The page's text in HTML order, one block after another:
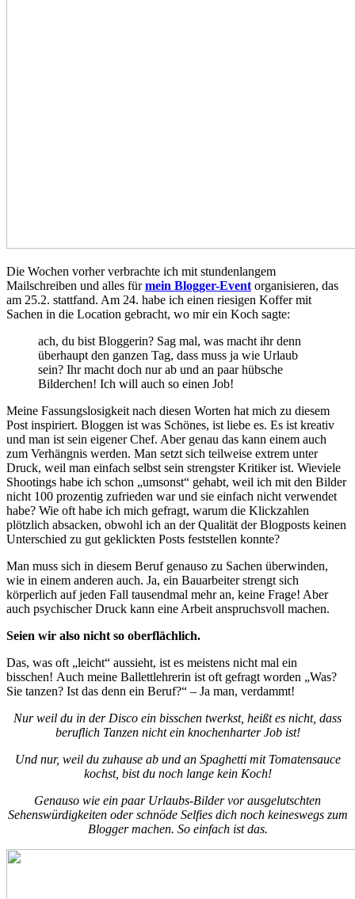
Die Wochen vorher verbrachte ich mit stundenlangem
Mailschreiben und alles fürmein Blogger-Event organisieren, das
am 25.2. stattfand. Am 24. habe ich einen riesigen Koffer mit
Sachen in die Location gebracht, wo mir ein Koch sagte:
ach, du bist Bloggerin? Sag mal, was macht ihr denn
überhaupt den ganzen Tag, dass muss ja wie Urlaub
sein? Ihr macht doch nur ab und an paar hübsche
Bilderchen! Ich will auch so einen Job!
Meine Fassungslosigkeit nach diesen Worten hat mich zu diesem
Post inspiriert. Bloggen ist was Schönes, ist liebe es. Es ist kreativ
und man ist sein eigener Chef. Aber genau das kann einem auch
zum Verhängnis werden. Man setzt sich teilweise extrem unter
Druck, weil man einfach selbst sein strengster Kritiker ist. Wieviele
Shootings habe ich schon „umsonst“ gehabt, weil ich mit den Bilder
nicht 100 prozentig zufrieden war und sie einfach nicht verwendet
habe? Wie oft habe ich mich gefragt, warum die Klickzahlen
plötzlich absacken, obwohl ich an der Qualität der Blogposts keinen
Unterschied zu gut geklickten Posts feststellen konnte?
Man muss sich in diesem Beruf genauso zu Sachen überwinden,
wie in einem anderen auch. Ja, ein Bauarbeiter strengt sich
körperlich auf jeden Fall tausendmal mehr an, keine Frage! Aber
auch psychischer Druck kann eine Arbeit anspruchsvoll machen.
Seien wir also nicht so oberflächlich.
Das, was oft „leicht“ aussieht, ist es meistens nicht mal ein
bisschen! Auch meine Ballettlehrerin ist oft gefragt worden „Was?
Sie tanzen? Ist das denn ein Beruf?“ – Ja man, verdammt!
Nur weil du in der Disco ein bisschen twerkst, heißt es nicht, dass
beruflich Tanzen nicht ein knochenharter Job ist!
Und nur, weil du zuhause ab und an Spaghetti mit Tomatensauce
kochst, bist du noch lange kein Koch!
Genauso wie ein paar Urlaubs-Bilder vor ausgelutschten
Sehenswürdigkeiten oder schnöde Selfies dich noch keineswegs zum
Blogger machen. So einfach ist das.